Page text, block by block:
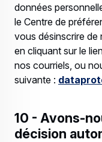
données
le Centre de
vous désinscrire de
en cliquant sur le
nos courriels, ou
suivante :
10 - Avons-
décision